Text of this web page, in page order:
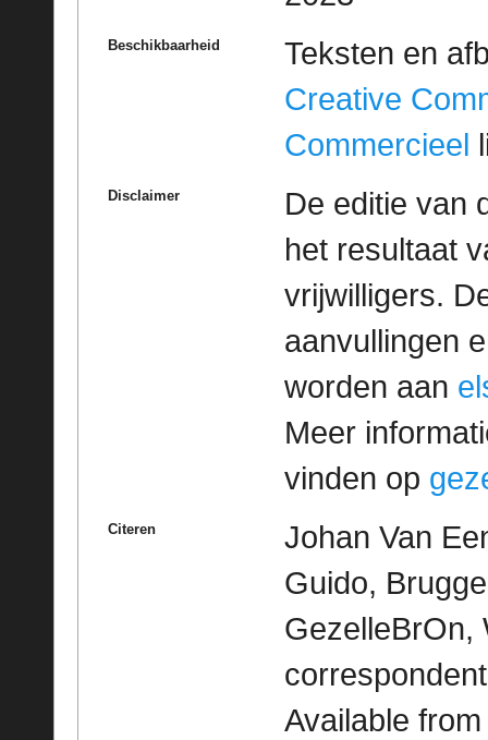
Beschikbaarheid
Teksten en
Creative
Commercieel
Disclaimer
De editie van
het resultaat
vrijwilligers.
aanvullingen
worden aan
Meer
vinden op
Citeren
Johan Van
Guido,
GezelleBrOn,
Available